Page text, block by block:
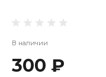
В наличии
300 ₽